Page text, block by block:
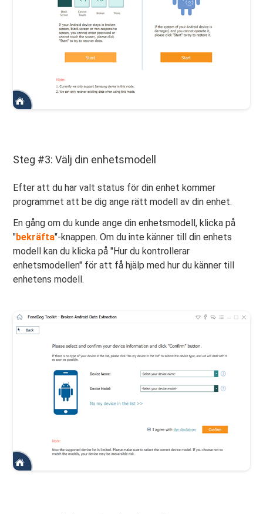
Steg #3: Välj din enhetsmodell
Efter att du har valt status för din enhet kommer
programmet att be dig ange rätt modell av din enhet.
En gång om du kunde ange din enhetsmodell, klicka på
"bekräfta"-knappen. Om du inte känner till din enhets
modell kan du klicka på "Hur du kontrollerar
enhetsmodellen" för att få hjälp med hur du känner till
enhetens modell.